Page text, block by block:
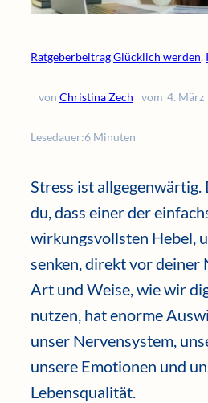
Ratgeberbeitrag,Glücklich werden,
von Christina Zech vom 4. März
Lesedauer:6 Minuten
Stress ist allgegenwärtig.
du, dass einer der
wirkungsvollsten Hebel,
senken, direkt vor deiner
Art und Weise, wie wir
nutzen, hat enorme
unser Nervensystem,
unsere Emotionen und
Lebensqualität.